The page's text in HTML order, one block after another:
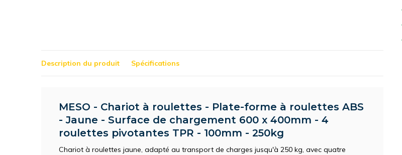
Description du produit Spécifications
MESO - Chariot à roulettes - Plate-forme à roulettes ABS
- Jaune - Surface de chargement 600 x 400mm - 4
roulettes pivotantes TPR - 100mm - 250kg
Chariot à roulettes jaune, adapté au transport de charges jusqu'à 250 kg, avec quatre